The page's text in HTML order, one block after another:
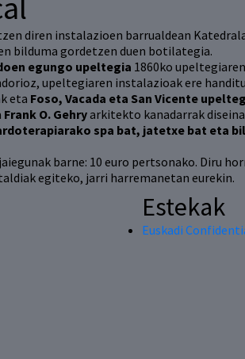
diren instalazioen barrualdean
bilduma gordetzen duen botilategia.
egungo upeltegia 1860ko
upeltegiaren instalazioak ere
eta Foso, Vacada eta San Vicente
Frank O. Gehryarkitekto kanadarrak
spa bat, jatetxe bat eta
barne: 10 euro pertsonako. Diru
egiteko, jarri harremanetan eurekin.
Estekak
Euskadi